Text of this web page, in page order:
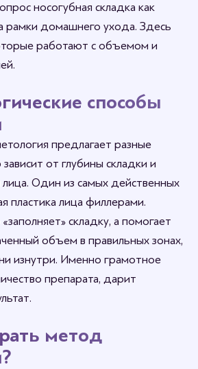
носогубная складка как
рамки домашнего ухода. Здесь
работают с объемом и
способы
предлагает разные
от глубины складки и
Один из самых действенных
пластика лица филлерами.
складку, а помогает
объем в правильных зонах,
изнутри. Именно грамотное
препарата, дарит
метод